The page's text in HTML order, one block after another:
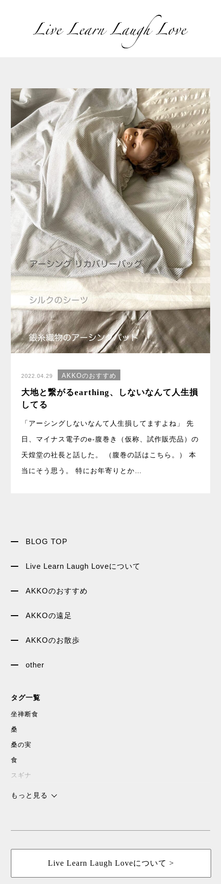
2022.04.29 AKKOのおすすめ
大地と繋がるearthing、しないなんて人生損
してる
「アーシングしないなんて人生損してますよね」 先
日、マイナス電子のe-腹巻き（仮称、試作販売品）の
天煌堂の社長と話した。 （腹巻の話はこちら。） 本
当にそう思う。 特にお年寄りとか…
BLOG TOP
Live Learn Laugh Loveについて
AKKOのおすすめ
AKKOの遠足
AKKOのお散歩
other
タグ一覧
坐禅断食
桑
桑の実
食
スギナ
沖縄
浜比嘉島
もっと見る
Live Learn Laugh Loveについて >